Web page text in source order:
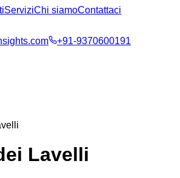
ServiziChi siamoContattaci
+91-9370600191
Lavelli